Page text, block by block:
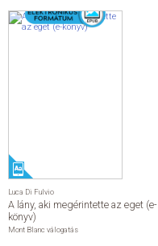
Luca Di Fulvio
A lány, aki megérintette az eget (e-
könyv)
Mont Blanc válogatás